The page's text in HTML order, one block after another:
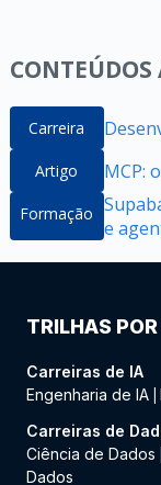
Carreira
Artigo MCP:
Formação
e
TRILHAS
Carreiras de IA
Engenharia de IA
Carreiras de
Ciência de Dados
Dados